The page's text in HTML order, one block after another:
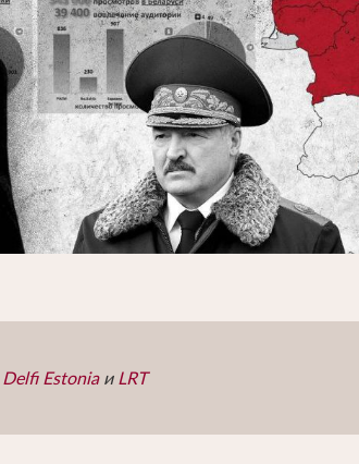
Delfi Estoniaи LRT